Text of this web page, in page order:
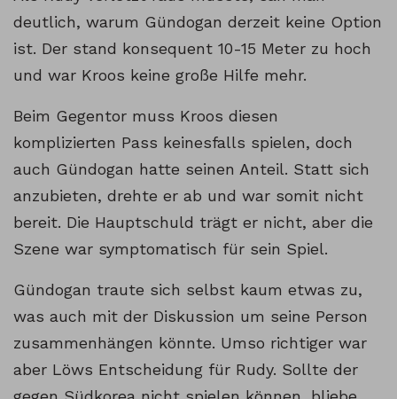
deutlich, warum Gündogan derzeit keine Option
ist. Der stand konsequent 10-15 Meter zu hoch
und war Kroos keine große Hilfe mehr.
Beim Gegentor muss Kroos diesen
komplizierten Pass keinesfalls spielen, doch
auch Gündogan hatte seinen Anteil. Statt sich
anzubieten, drehte er ab und war somit nicht
bereit. Die Hauptschuld trägt er nicht, aber die
Szene war symptomatisch für sein Spiel.
Gündogan traute sich selbst kaum etwas zu,
was auch mit der Diskussion um seine Person
zusammenhängen könnte. Umso richtiger war
aber Löws Entscheidung für Rudy. Sollte der